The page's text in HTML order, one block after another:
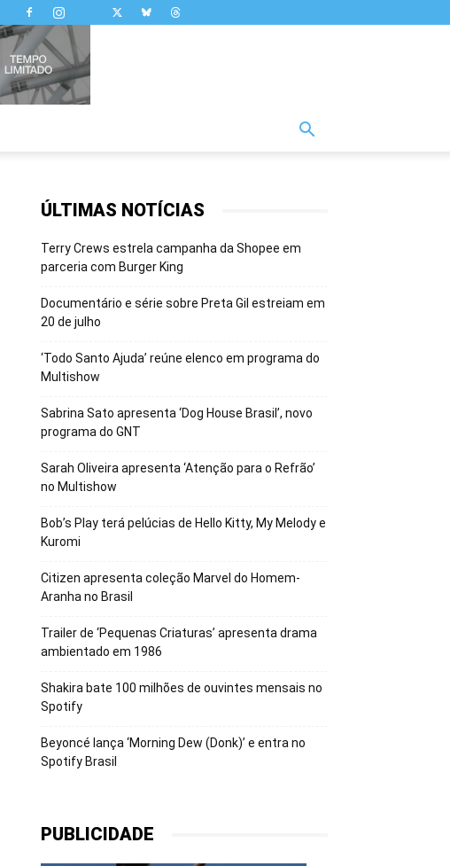
ÚLTIMAS NOTÍCIAS
Terry Crews estrela campanha da Shopee em
parceria com Burger King
Documentário e série sobre Preta Gil estreiam em
20 de julho
‘Todo Santo Ajuda’ reúne elenco em programa do
Multishow
Sabrina Sato apresenta ‘Dog House Brasil’, novo
programa do GNT
Sarah Oliveira apresenta ‘Atenção para o Refrão’
no Multishow
Bob’s Play terá pelúcias de Hello Kitty, My Melody e
Kuromi
Citizen apresenta coleção Marvel do Homem-
Aranha no Brasil
Trailer de ‘Pequenas Criaturas’ apresenta drama
ambientado em 1986
Shakira bate 100 milhões de ouvintes mensais no
Spotify
Beyoncé lança ‘Morning Dew (Donk)’ e entra no
Spotify Brasil
PUBLICIDADE